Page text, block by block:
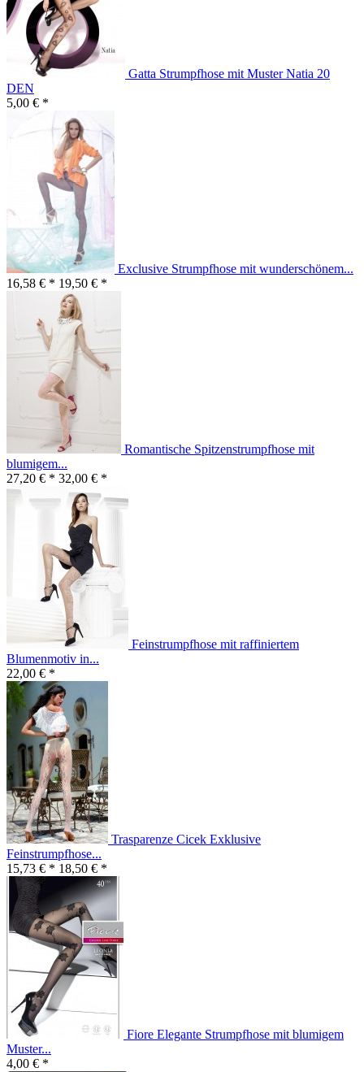
Gatta Strumpfhose mit Muster Natia 20
DEN
5,00 € *
Exclusive Strumpfhose mit wunderschönem...
16,58 € * 19,50 € *
Romantische Spitzenstrumpfhose mit
blumigem...
27,20 € * 32,00 € *
Feinstrumpfhose mit raffiniertem
Blumenmotiv in...
22,00 € *
Trasparenze Cicek Exklusive
Feinstrumpfhose...
15,73 € * 18,50 € *
Fiore Elegante Strumpfhose mit blumigem
Muster...
4,00 € *